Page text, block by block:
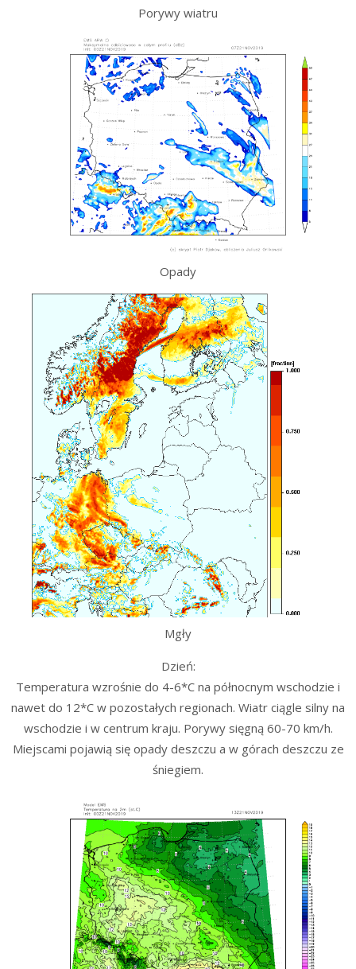
Porywy wiatru
Opady
Mgły
Dzień:
Temperatura wzrośnie do 4-6*C na północnym wschodzie i
nawet do 12*C w pozostałych regionach. Wiatr ciągle silny na
wschodzie i w centrum kraju. Porywy sięgną 60-70 km/h.
Miejscami pojawią się opady deszczu a w górach deszczu ze
śniegiem.